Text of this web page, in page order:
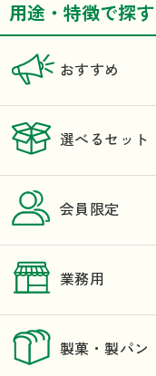
用途・特徴で探す
おすすめ
選べるセット
会員限定
業務用
製菓・製パン